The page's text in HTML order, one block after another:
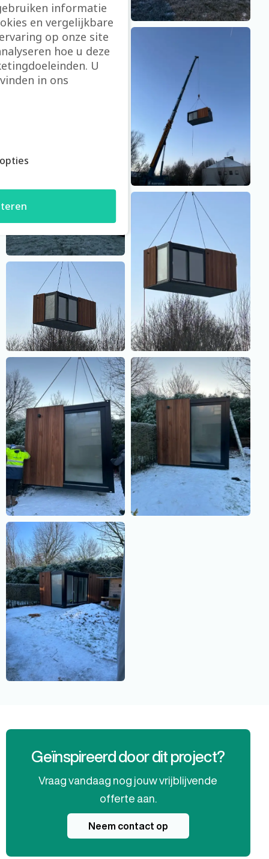
Geïnspireerd door dit project?
Vraag vandaag nog jouw vrijblijvende
offerte aan.
Neem contact op
informatie
en vergelijkbare
op onze site
hoe u deze
U
in ons